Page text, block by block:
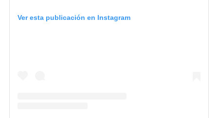
Ver esta publicación en Instagram